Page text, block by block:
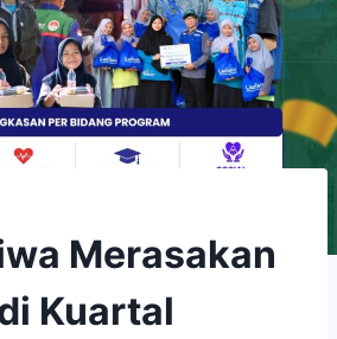
Merasakan
Kuartal